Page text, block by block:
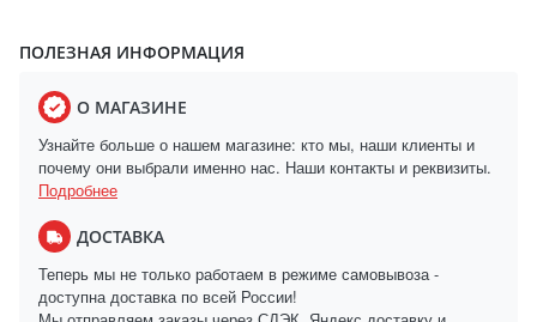
ПОЛЕЗНАЯ ИНФОРМАЦИЯ
О МАГАЗИНЕ
Узнайте больше о нашем магазине: кто мы, наши клиенты и
почему они выбрали именно нас. Наши контакты и реквизиты.
Подробнее
ДОСТАВКА
Теперь мы не только работаем в режиме самовывоза -
доступна доставка по всей России!